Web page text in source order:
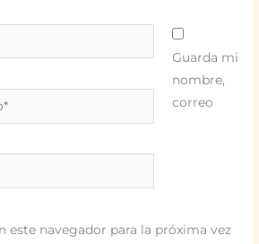
Guarda mi
nombre,
correo
este navegador para la próxima vez